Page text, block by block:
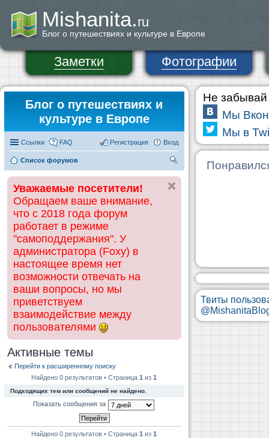
Mishanita.ru
Блог о путешествиях и культуре в Европе
Заметки Фотографии
Блог о путешествиях и
культуре в Европе
Ссылки FAQ Вход
Регистрация
Список форумов
ск
Уважаемые посетители!
Обращаем ваше внимание,
что с 2018 года форум
работает в режиме
"самоподдержания". У
администратора (Foxy) в
настоящее время нет
возможности отвечать на
ваши вопросы, но мы
приветствуем
взаимодействие между
пользователями
Активные темы
Перейти к расширенному поиску
Найдено 0 результатов • Страница1 из1
Подходящих тем или сообщений не найдено.
Показать сообщения за
Найдено 0 результатов • Страница1 из1
Не забывай
Мы
Мы в
Твиты